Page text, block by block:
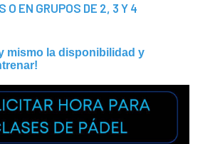
O EN GRUPOS DE 2, 3 Y 4
mismo la disponibilidad y